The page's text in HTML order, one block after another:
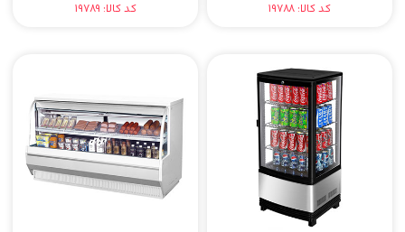
کد کالا: 19788 کد کالا: 19789